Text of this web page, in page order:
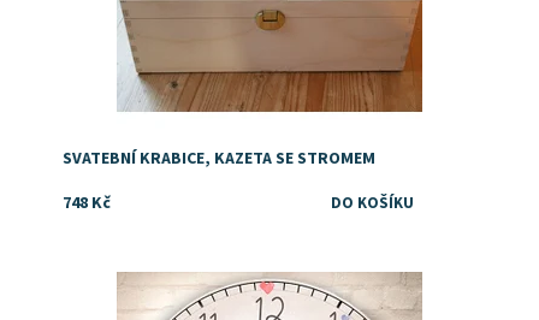
SVATEBNÍ KRABICE, KAZETA SE STROMEM
748 Kč
Dostupnost: Skladem